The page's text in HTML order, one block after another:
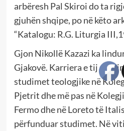
arbëresh Pal Skiroi do ta
gjuhën shqipe, po në këto
“Katalogu: R.G. Liturgia
Gjon Nikollë Kazazi ka
Gjakovë. Karriera e tij
studimet teologjike në
Pjetrit dhe më pas në
Fermo dhe në Loreto të
përfunduar studimet. Në